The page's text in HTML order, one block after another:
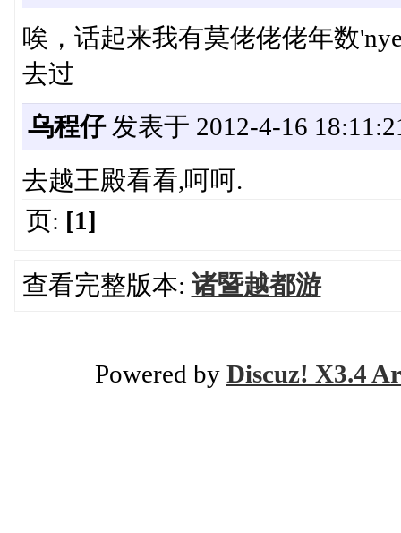
唉，话起来我有莫佬佬佬年数
去过
乌程仔发表于 2012-4-16
去越王殿看看,呵呵.
页: [1]
查看完整版本: 诸暨越都游
Powered by Discuz! X3.4